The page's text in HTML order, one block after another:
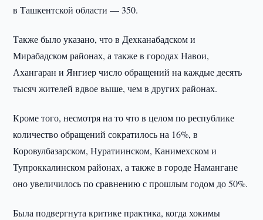
в Ташкентской области — 350.
Также было указано, что в Дехканабадском и
Мирабадском районах, а также в городах Навои,
Ахангаран и Янгиер число обращений на каждые десять
тысяч жителей вдвое выше, чем в других районах.
Кроме того, несмотря на то что в целом по республике
количество обращений сократилось на 16%, в
Коровулбазарском, Нуратиинском, Канимехском и
Тупроккалинском районах, а также в городе Намангане
оно увеличилось по сравнению с прошлым годом до 50%.
Была подвергнута критике практика, когда хокимы